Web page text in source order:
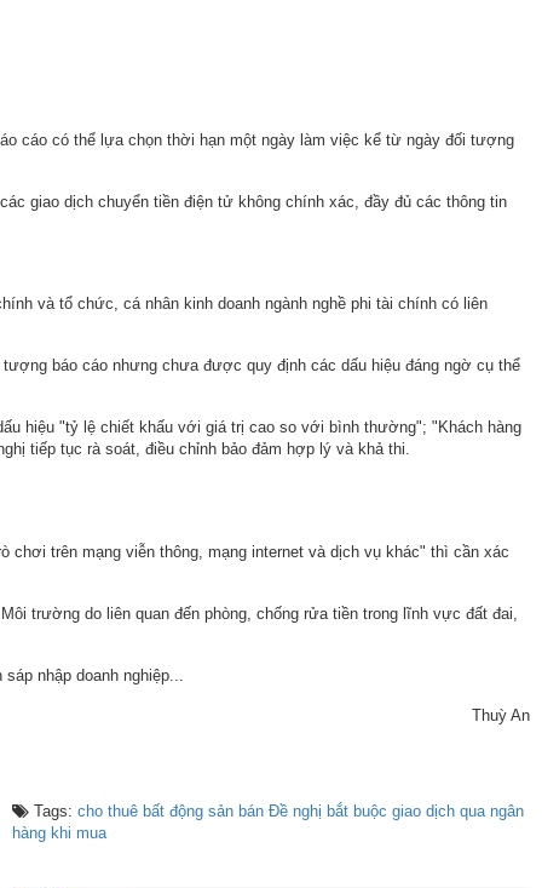
cáo có thể lựa chọn thời hạn một ngày làm việc kể từ ngày đối tượng
giao dịch chuyển tiền điện tử không chính xác, đầy đủ các thông tin
và tổ chức, cá nhân kinh doanh ngành nghề phi tài chính có liên
báo cáo nhưng chưa được quy định các dấu hiệu đáng ngờ cụ thể
hiệu "tỷ lệ chiết khấu với giá trị cao so với bình thường"; "Khách hàng
tiếp tục rà soát, điều chỉnh bảo đảm hợp lý và khả thi.
trên mạng viễn thông, mạng internet và dịch vụ khác" thì cần xác
trường do liên quan đến phòng, chống rửa tiền trong lĩnh vực đất đai,
nhập doanh nghiệp...
Thuỳ An
Tags: cho thuê bất động sản bán Đề nghị bắt buộc giao dịch qua ngân
hàng khi mua